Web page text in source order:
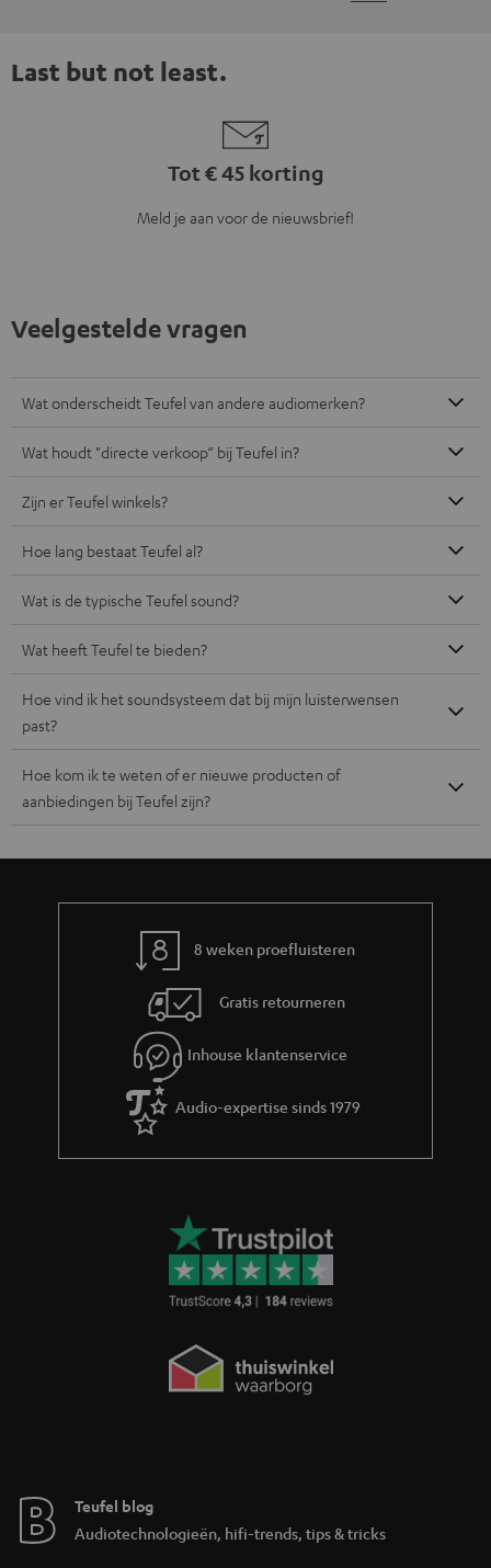
Last but not least.
Tot € 45 korting
Meld je aan voor de nieuwsbrief!
Veelgestelde vragen
Wat onderscheidt Teufel van andere audiomerken?
Wat houdt "directe verkoop“ bij Teufel in?
Zijn er Teufel winkels?
Hoe lang bestaat Teufel al?
Wat is de typische Teufel sound?
Wat heeft Teufel te bieden?
Hoe vind ik het soundsysteem dat bij mijn luisterwensen
past?
Hoe kom ik te weten of er nieuwe producten of
aanbiedingen bij Teufel zijn?
8 weken proefluisteren
Gratis retourneren
Inhouse klantenservice
Audio-expertise sinds 1979
Teufel blog
Audiotechnologieën, hifi-trends, tips & tricks